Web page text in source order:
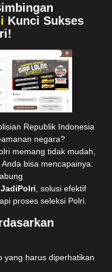
Kunci Sukses
Republik Indonesia
negara?
memang tidak mudah,
bisa mencapainya.
, solusi efektif
proses seleksi Polri.
yang harus diperhatikan